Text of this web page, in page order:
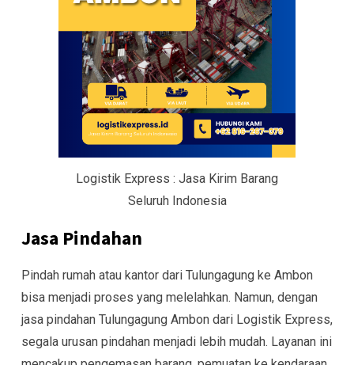
Logistik Express : Jasa Kirim Barang
Seluruh Indonesia
Jasa Pindahan
Pindah rumah atau kantor dari Tulungagung ke Ambon
bisa menjadi proses yang melelahkan. Namun, dengan
jasa pindahan Tulungagung Ambon dari Logistik Express,
segala urusan pindahan menjadi lebih mudah. Layanan ini